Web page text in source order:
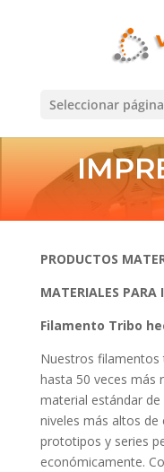
Seleccionar página
PRODUCTOS
MATERIALES PARA
Filamento Tribo
Nuestros
hasta 50 veces más
material estándar
niveles más altos de
prototipos y series
económicamente.